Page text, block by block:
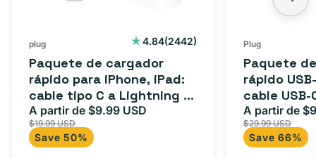
a
Lightning
(1
m)
+
adaptador
plug 4.84(2442)
2442
Paquete de cargador
rápido para iPhone, iPad:
cable tipo C a Lightning (1
m) + adaptador tipo C
Precio
de
oferta
A partir de $9.99 USD
$19.99 USD
Save 50%
USB-
C
a
USB-
C
Plug
Paquete
rápido
cable USB-
adaptador
para
iPad y más.
Precio
de
oferta
A partir de
$29.99 USD
Save 66%